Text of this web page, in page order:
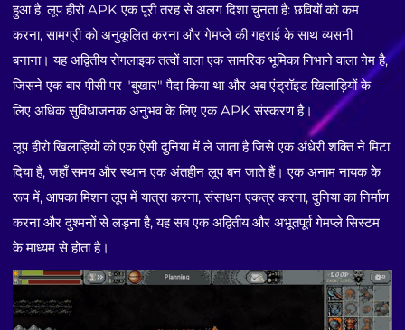
हुआ है, लूप हीरो APK एक पूरी तरह से अलग दिशा चुनता है: छवियों को कम
करना, सामग्री को अनुकूलित करना और गेमप्ले की गहराई के साथ व्यसनी
बनाना। यह अद्वितीय रोगलाइक तत्वों वाला एक सामरिक भूमिका निभाने वाला गेम है,
जिसने एक बार पीसी पर "बुखार" पैदा किया था और अब एंड्रॉइड खिलाड़ियों के
लिए अधिक सुविधाजनक अनुभव के लिए एक APK संस्करण है।
लूप हीरो खिलाड़ियों को एक ऐसी दुनिया में ले जाता है जिसे एक अंधेरी शक्ति ने मिटा
दिया है, जहाँ समय और स्थान एक अंतहीन लूप बन जाते हैं। एक अनाम नायक के
रूप में, आपका मिशन लूप में यात्रा करना, संसाधन एकत्र करना, दुनिया का निर्माण
करना और दुश्मनों से लड़ना है, यह सब एक अद्वितीय और अभूतपूर्व गेमप्ले सिस्टम
के माध्यम से होता है।